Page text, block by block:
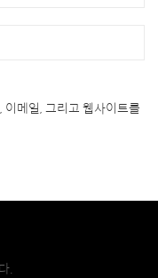
이메일, 그리고 웹사이트를
.